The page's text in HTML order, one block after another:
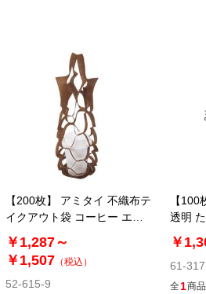
【200枚】 アミタイ 不織布テ
イクアウト袋 コーヒー エコ
バッグ
￥1,287～
￥1,507 （税込）
52-615-9
【
透明
￥
61-
全1商品